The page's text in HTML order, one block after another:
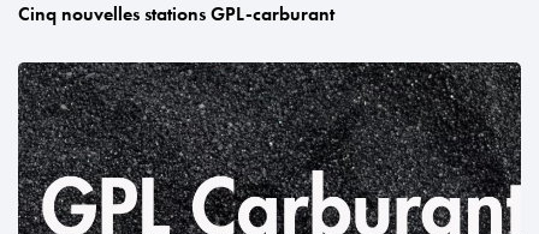
Cinq nouvelles stations GPL-carburant